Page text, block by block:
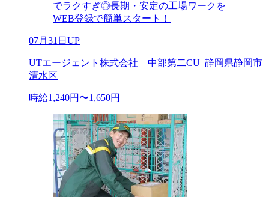
でラクすぎ◎長期・安定の工場ワークを
WEB登録で簡単スタート！
07月31日UP
UTエージェント株式会社 中部第二CU_静岡県静岡市
清水区
時給1,240円〜1,650円